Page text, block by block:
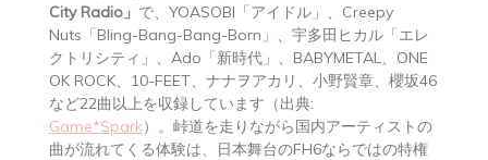
City Radio」 で、YOASOBI「アイドル」、Creepy
Nuts「Bling-Bang-Bang-Born」、宇多田ヒカル「エレ
クトリシティ」、Ado「新時代」、BABYMETAL、ONE
OK ROCK、10-FEET、ナナヲアカリ、小野賢章、櫻坂46
など22曲以上を収録しています（出典:
Game*Spark）。峠道を走りながら国内アーティストの
曲が流れてくる体験は、日本舞台のFH6ならではの特権